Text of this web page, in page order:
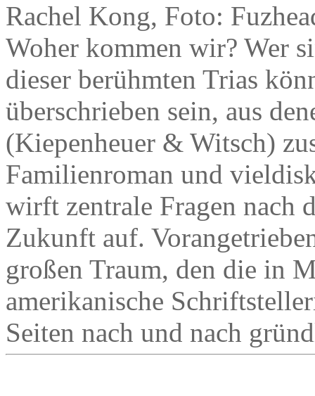
Rachel Kong, Foto:
Woher kommen wir? Wer
dieser berühmten Trias
überschrieben sein, aus
(Kiepenheuer & Witsch)
Familienroman und
wirft zentrale Fragen nach
Zukunft auf.
großen Traum, den die in
amerikanische
Seiten nach und nach